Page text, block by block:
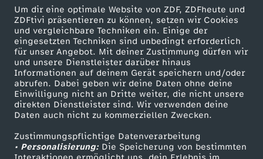
Um dir eine optimale Website von ZDF, ZDFheute und
ZDFtivi präsentieren zu können, setzen wir Cookies
und vergleichbare Techniken ein. Einige der
eingesetzten Techniken sind unbedingt erforderlich
für unser Angebot. Mit deiner Zustimmung dürfen wir
und unsere Dienstleister darüber hinaus
Informationen auf deinem Gerät speichern und/oder
abrufen. Dabei geben wir deine Daten ohne deine
Einwilligung nicht an Dritte weiter, die nicht unsere
direkten Dienstleister sind. Wir verwenden deine
Daten auch nicht zu kommerziellen Zwecken.
Zustimmungspflichtige Datenverarbeitung
• Personalisierung:Die Speicherung von bestimmten
p
e
r
n
a
Mehr ZDF
ZDF-Apps
Smart TV
ZDFtext
Livestreams
Sendungen A-Z
Service
ZDFmitreden
Kontakt zum ZDF
Tickets
Zuschauerservice
Hilfe